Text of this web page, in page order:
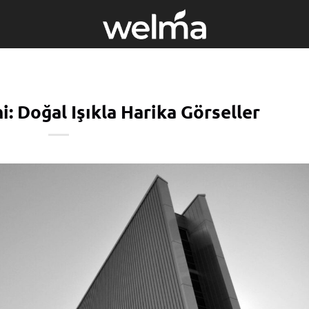
Doğal Işıkla Harika Görseller